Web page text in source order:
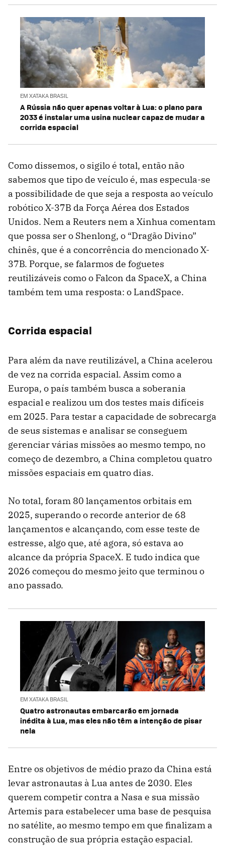
EM XATAKA BRASIL
A Rússia não quer apenas voltar à Lua: o plano para
2033 é instalar uma usina nuclear capaz de mudar a
corrida espacial
Como dissemos, o sigilo é total, então não
sabemos que tipo de veículo é, mas especula-se
a possibilidade de que seja a resposta ao veículo
robótico X-37B da Força Aérea dos Estados
Unidos. Nem a Reuters nem a Xinhua comentam
que possa ser o Shenlong, o “Dragão Divino”
chinês, que é a concorrência do mencionado X-
37B. Porque, se falarmos de foguetes
reutilizáveis como o Falcon da SpaceX, a China
também tem uma resposta: o LandSpace.
Corrida espacial
Para além da nave reutilizável, a China acelerou
de vez na corrida espacial. Assim como a
Europa, o país também busca a soberania
espacial e realizou um dos testes mais difíceis
em 2025. Para testar a capacidade de sobrecarga
de seus sistemas e analisar se conseguem
gerenciar várias missões ao mesmo tempo, no
começo de dezembro, a China completou quatro
missões espaciais em quatro dias.
No total, foram 80 lançamentos orbitais em
2025, superando o recorde anterior de 68
lançamentos e alcançando, com esse teste de
estresse, algo que, até agora, só estava ao
alcance da própria SpaceX. E tudo indica que
2026 começou do mesmo jeito que terminou o
ano passado.
EM XATAKA BRASIL
Quatro astronautas embarcarão em jornada
inédita à Lua, mas eles não têm a intenção de pisar
nela
Entre os objetivos de médio prazo da China está
levar astronautas à Lua antes de 2030. Eles
querem competir contra a Nasa e sua missão
Artemis para estabelecer uma base de pesquisa
no satélite, ao mesmo tempo em que finalizam a
construção de sua própria estação espacial.